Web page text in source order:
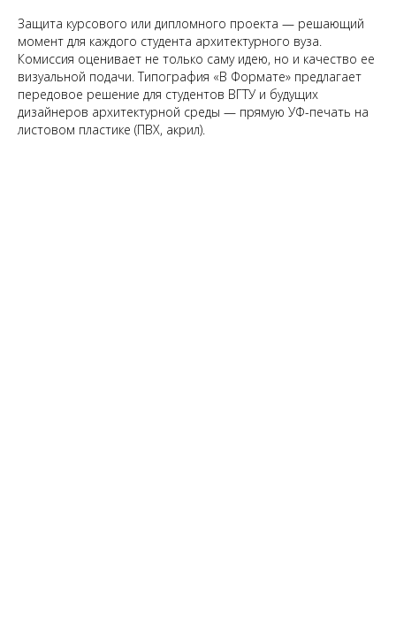
Защита курсового или дипломного проекта — решающий
момент для каждого студента архитектурного вуза.
Комиссия оценивает не только саму идею, но и качество ее
визуальной подачи. Типография «В Формате» предлагает
передовое решение для студентов ВГТУ и будущих
дизайнеров архитектурной среды — прямую УФ-печать на
листовом пластике (ПВХ, акрил).